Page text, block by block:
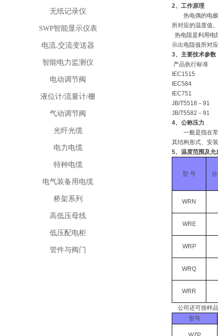
无纸记录仪
SWP智能显示仪表
电流.交流变送器
智能电力监测仪
电动调节阀
液位计/流量计/栅
气动调节阀
光纤光缆
电力电缆
特种电缆
电气装备用电缆
桥架系列
高低压母线
低压配电柜
管件与阀门
2、工作原理
热电偶的电极
所对应的温度值。
热电阻是利用电
示出电阻值所对
3、主要技术参数
产品执行标准
IEC1515
IEC584
IEC751
JB/T5518－91
JB/T5582－91
4、公称压力
一般是指在常
其结构形式、安
5、温度范围及允
型 号
WRN
WRE
WRP
WRQ
WRR
公司还可按样
型号